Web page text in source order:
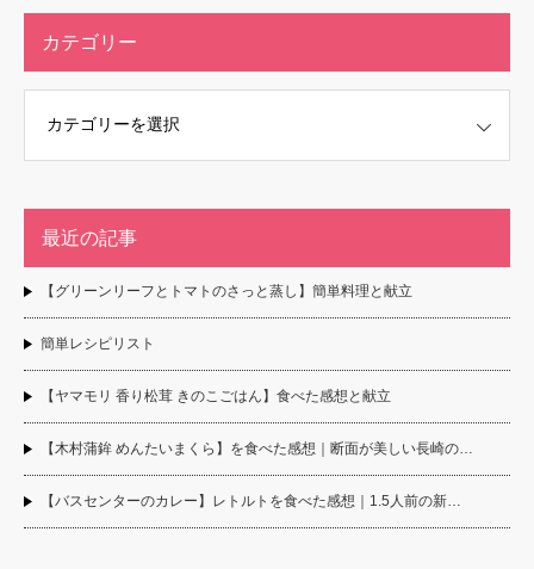
カテゴリー
最近の記事
【グリーンリーフとトマトのさっと蒸し】簡単料理と献立
簡単レシピリスト
【ヤマモリ 香り松茸 きのこごはん】食べた感想と献立
【木村蒲鉾 めんたいまくら】を食べた感想｜断面が美しい長崎の…
【バスセンターのカレー】レトルトを食べた感想｜1.5人前の新…